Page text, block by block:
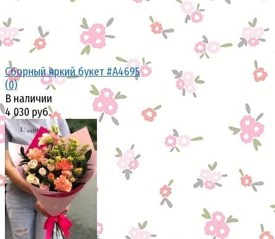
избранное сравнить
Сборный яркий букет #A4695
(0)
В наличии
4 030 руб.